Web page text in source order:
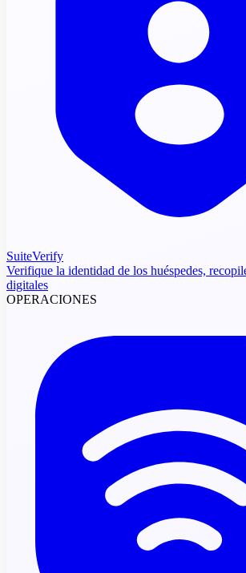
SuiteVerify
Verifique la identidad de los huéspedes,
digitales
OPERACIONES